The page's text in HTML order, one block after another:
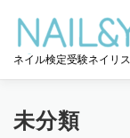
ツ
ネイル検定受験ネイリ
ログイン
未分類